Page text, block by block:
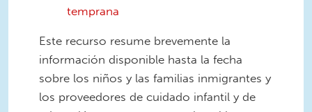
temprana
Este recurso resume brevemente la
información disponible hasta la fecha
sobre los niños y las familias inmigrantes y
los proveedores de cuidado infantil y de